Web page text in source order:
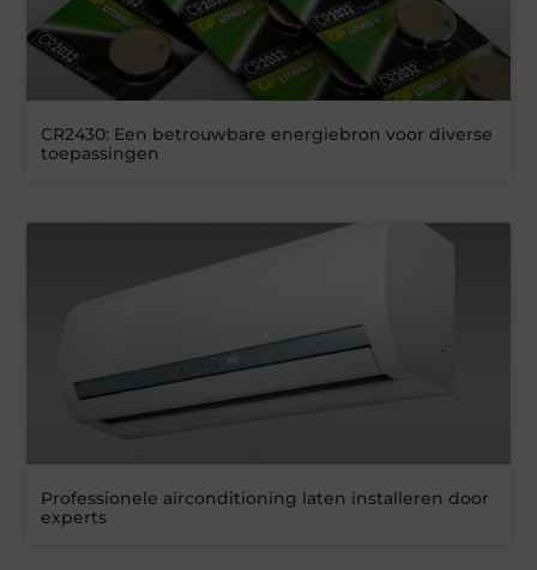
CR2430: Een betrouwbare energiebron voor diverse
toepassingen
Professionele airconditioning laten installeren door
experts